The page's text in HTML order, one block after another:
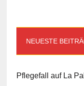
NEUESTE
Pflegefall auf La